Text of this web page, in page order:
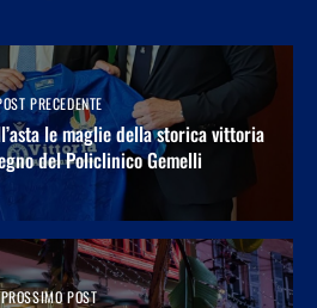
PRECEDENTE
le maglie della storica vittoria
del Policlinico Gemelli
PROSSIMO POST